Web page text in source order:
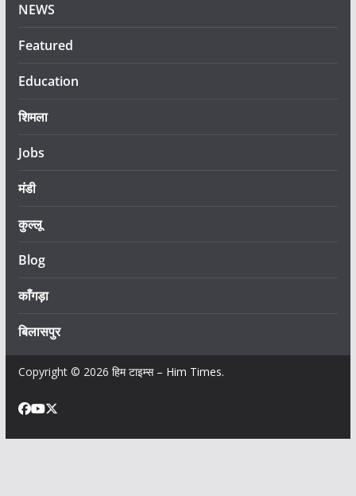
NEWS
Featured
Education
शिमला
Jobs
मंडी
कुल्लू
Blog
काँगड़ा
बिलासपुर
Copyright © 2026 हिम टाइम्स – Him Times.